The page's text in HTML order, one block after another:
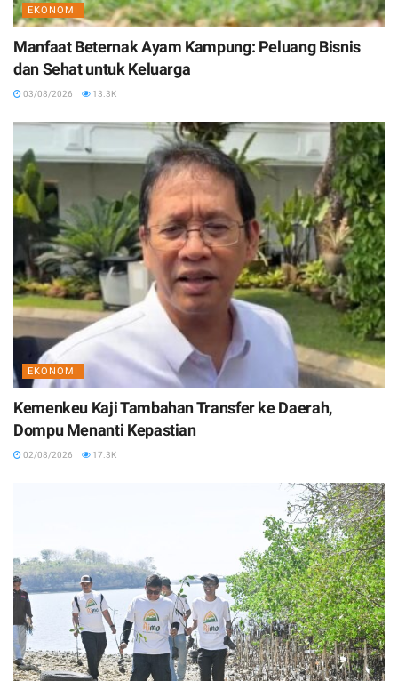
EKONOMI
Manfaat Beternak Ayam Kampung: Peluang Bisnis
dan Sehat untuk Keluarga
03/08/2026 13.3K
EKONOMI
Kemenkeu Kaji Tambahan Transfer ke Daerah,
Dompu Menanti Kepastian
02/08/2026 17.3K